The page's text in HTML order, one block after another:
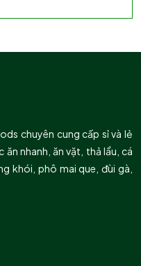
chuyên cung cấp sỉ và lẻ
nhanh, ăn vặt, thả lẩu, cá
khói, phô mai que, đùi gà,